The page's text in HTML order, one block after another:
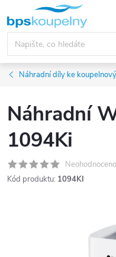
obsah
Náhradní díly ke
Náhradní
1094Ki
Neohodnoceno
Kód produktu: 1094KI